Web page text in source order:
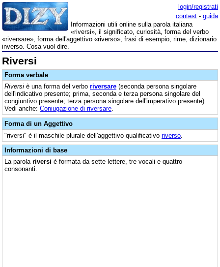
login/registrati
contest - guida
Informazioni utili online sulla parola italiana
«riversi», il significato, curiosità, forma del verbo
«riversare», forma dell'aggettivo «riverso», frasi di esempio, rime, dizionario
inverso. Cosa vuol dire.
Riversi
Forma verbale
Riversi è una forma del verbo riversare (seconda persona singolare
dell'indicativo presente; prima, seconda e terza persona singolare del
congiuntivo presente; terza persona singolare dell'imperativo presente).
Vedi anche: Coniugazione di riversare
Forma di un Aggettivo
"riversi" è il maschile plurale dell'aggettivo qualificativo riverso
Informazioni di base
La parola riversi è formata da sette lettere, tre vocali e quattro
consonanti.